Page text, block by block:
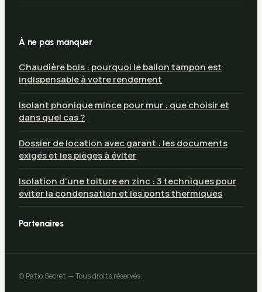
À ne pas manquer
Chaudière bois : pourquoi le ballon tampon est
indispensable à votre rendement
Isolant phonique mince pour mur : que choisir et
dans quel cas ?
Dossier de location avec garant : les documents
exigés et les pièges à éviter
Isolation d'une toiture en zinc : 3 techniques pour
éviter la condensation et les ponts thermiques
Partenaires
© Patio Secret — Tous droits réservés.